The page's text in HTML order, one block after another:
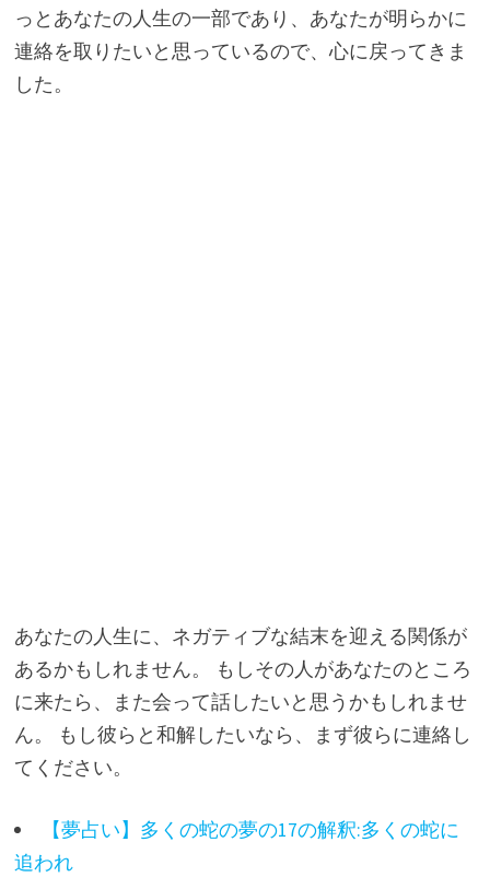
っとあなたの人生の一部であり、あなたが明らかに
連絡を取りたいと思っているので、心に戻ってきま
した。
あなたの人生に、ネガティブな結末を迎える関係が
あるかもしれません。 もしその人があなたのところ
に来たら、また会って話したいと思うかもしれませ
ん。 もし彼らと和解したいなら、まず彼らに連絡し
てください。
【夢占い】多くの蛇の夢の17の解釈:多くの蛇に
追われ